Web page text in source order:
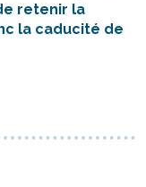
retenir la
la caducité de